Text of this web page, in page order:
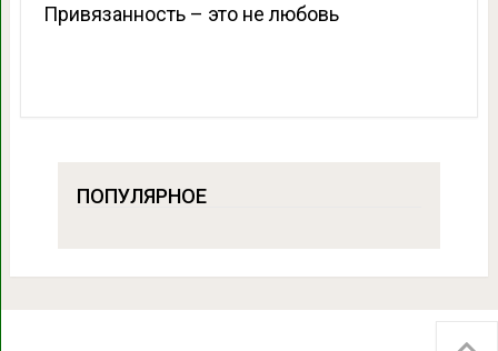
Привязанность – это не любовь
ПОПУЛЯРНОЕ